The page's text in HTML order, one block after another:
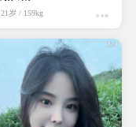
21岁 / 159kg